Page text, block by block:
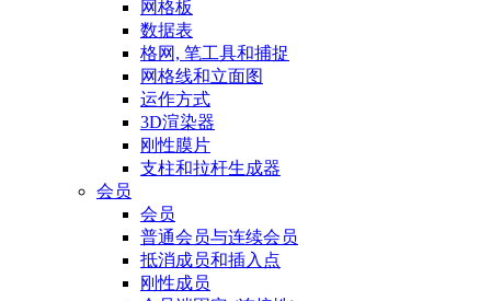
网格板
数据表
格网, 笔工具和捕捉
网格线和立面图
运作方式
3D渲染器
刚性膜片
支柱和拉杆生成器
会员
会员
普通会员与连续会员
抵消成员和插入点
刚性成员